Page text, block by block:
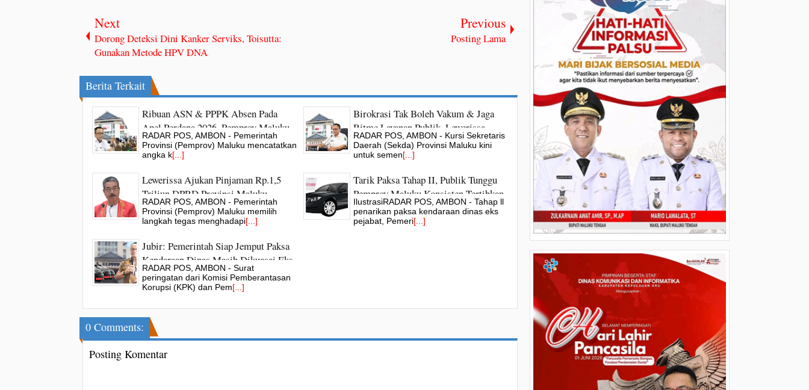
Next
Dorong Deteksi Dini Kanker Serviks, Toisutta:
Gunakan Metode HPV DNA
Previous
Posting Lama
Berita Terkait
Ribuan ASN & PPPK Absen Pada
Apel Perdana 2026, Pemprov Maluku
Siapkan Sanksi Tegas
RADAR POS, AMBON - Pemerintah
Provinsi (Pemprov) Maluku mencatatkan
angka k[...]
Birokrasi Tak Boleh Vakum & Jaga
Ritme Layanan Publik, Lewerissa
Tunjuk Kasrul Jabat Plh Sekda Maluku
RADAR POS, AMBON - Kursi Sekretaris
Daerah (Sekda) Provinsi Maluku kini
untuk semen[...]
Lewerissa Ajukan Pinjaman Rp.1,5
Triliun DPRD Provinsi Maluku
Dukung
RADAR POS, AMBON - Pemerintah
Provinsi (Pemprov) Maluku memilih
langkah tegas menghadapi[...]
Tarik Paksa Tahap II, Publik Tunggu
Pemprov Maluku Konsisten Tertibkan
Kendaraan Dinas Eks Pejabat Masih
"Mengendap" Ditangan Pribadi
IlustrasiRADAR POS, AMBON - Tahap ll
penarikan paksa kendaraan dinas eks
pejabat, Pemeri[...]
Jubir: Pemerintah Siap Jemput Paksa
Kendaraan Dinas Masih Dikuasai Eks
Pejabat Dilingkup Pemprov Maluku
RADAR POS, AMBON - Surat
peringatan dari Komisi Pemberantasan
Korupsi (KPK) dan Pem[...]
0 Comments:
Posting Komentar